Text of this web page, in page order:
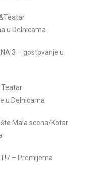
u Delnicama
– gostovanje u
Teatar
u Delnicama
Mala scena/Kotar
– Premijerna